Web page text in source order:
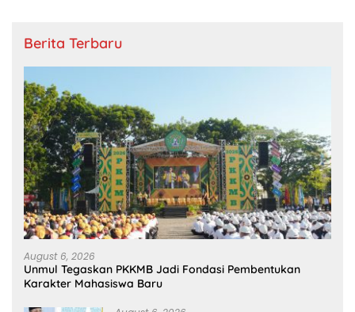
Berita Terbaru
August 6, 2026
Unmul Tegaskan PKKMB Jadi Fondasi Pembentukan
Karakter Mahasiswa Baru